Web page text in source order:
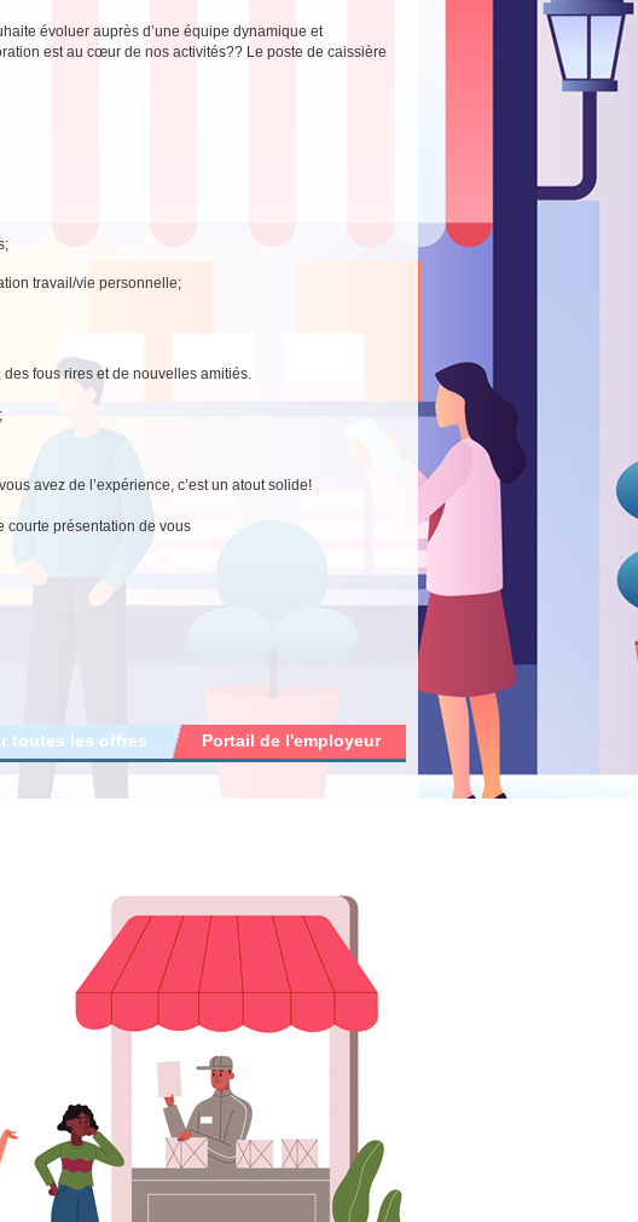
évoluer auprès d’une équipe dynamique et
est au cœur de nos activités?? Le poste de caissière
travail/vie personnelle;
fous rires et de nouvelles amitiés.
avez de l’expérience, c’est un atout solide!
courte présentation de vous
Portail de l'employeur
toutes les offres